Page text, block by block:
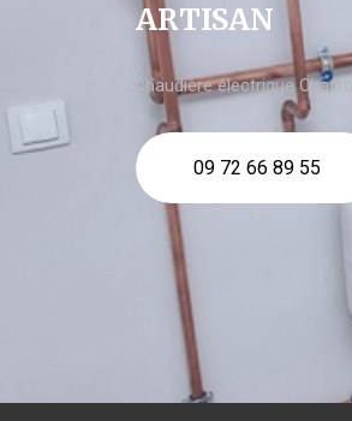
ARTISAN
chaudière électrique
09 72 66 89 55